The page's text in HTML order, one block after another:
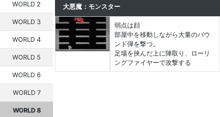
WORLD 2
WORLD 3
WORLD 4
WORLD 5
WORLD 6
WORLD 7
WORLD 8
大悪魔：モンスター
弱点は顔
部屋中を移動しながら大量のバウ
ンド弾を撃つ。
足場を挟んだ上に陣取り、ローリ
ングファイヤーで攻撃する